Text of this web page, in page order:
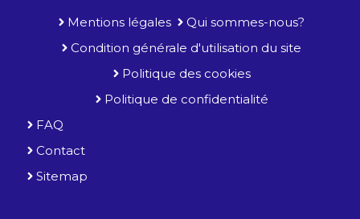
Mentions légales
Qui sommes-nous?
Condition générale d'utilisation du site
Politique des cookies
Politique de confidentialité
FAQ
Contact
Sitemap